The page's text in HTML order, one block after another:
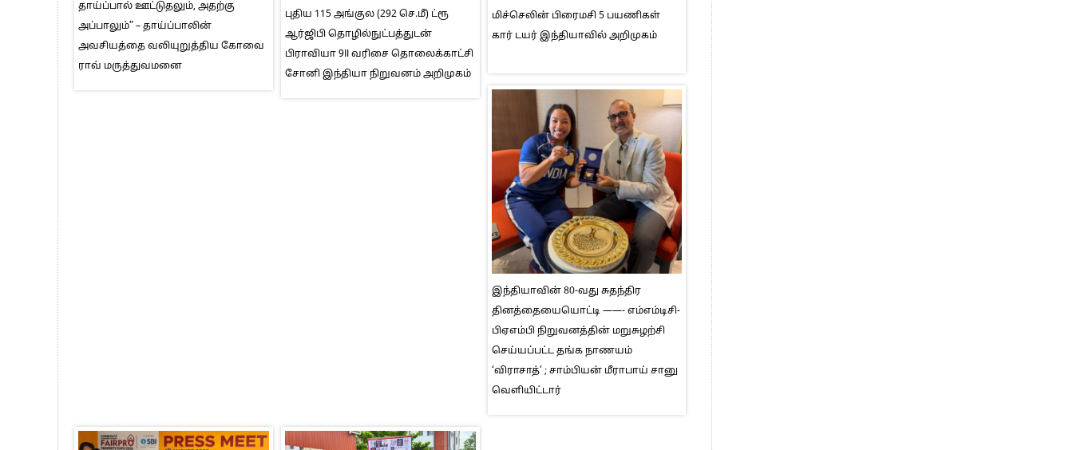
தாய்ப்பால் ஊட்டுதலும், அதற்கு
அப்பாலும்” – தாய்ப்பாலின்
அவசியத்தை வலியுறுத்திய கோவை
ராவ் மருத்துவமனை
புதிய 115 அங்குல (292 செ.மீ) ட்ரூ
ஆர்ஜிபி தொழில்நுட்பத்துடன்
பிராவியா 9II வரிசை தொலைக்காட்சி
சோனி இந்தியா நிறுவனம் அறிமுகம்
மிச்செலின் பிரைமசி 5 பயணிகள்
கார் டயர் இந்தியாவில் அறிமுகம்
இந்தியாவின் 80-வது சுதந்திர
தினத்தையையொட்டி ——- எம்எம்டிசி-
பிஏஎம்பி நிறுவனத்தின் மறுசுழற்சி
செய்யப்பட்ட தங்க நாணயம்
‘விராசாத்’ ; சாம்பியன் மீராபாய் சானு
வெளியிட்டார்